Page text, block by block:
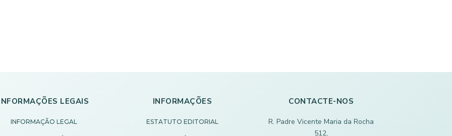
LEGAIS
INFORMAÇÃO LEGAL
INFORMAÇÕES
ESTATUTO EDITORIAL
CONTACTE-NOS
R. Padre Vicente Maria da Rocha
512,